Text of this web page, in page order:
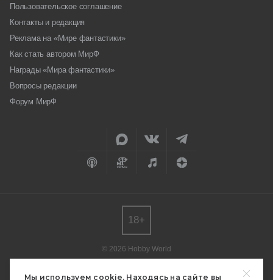
Мы используем cookie. Находясь на сайте вы
Пользовательское соглашение
Контакты и редакция
Реклама на «Мире фантастики»
Как стать автором МирФ
Награды «Мира фантастики»
Вопросы редакции
Форум МирФ
© 2026 Hobby World
редакции.
18+